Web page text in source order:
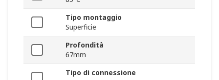
Tipo montaggio
Superficie
Profondità
67mm
Tipo di connessione